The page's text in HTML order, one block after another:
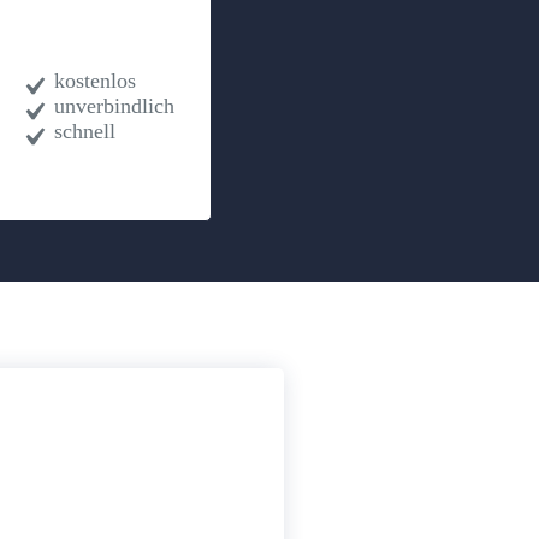
kostenlos
unverbindlich
schnell